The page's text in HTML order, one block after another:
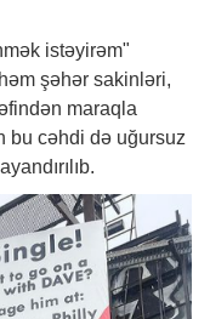
istəyirəm"
şəhər sakinləri,
maraqla
bu cəhdi də uğursuz